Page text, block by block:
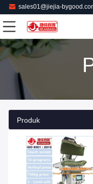
sales01@jiejia-
Produk